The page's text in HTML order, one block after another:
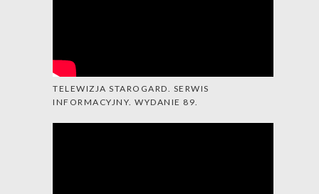
TELEWIZJA STAROGARD. SERWIS
INFORMACYJNY. WYDANIE 89.